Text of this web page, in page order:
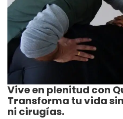
Vive en plenitud con
Transforma tu vida
ni cirugías.